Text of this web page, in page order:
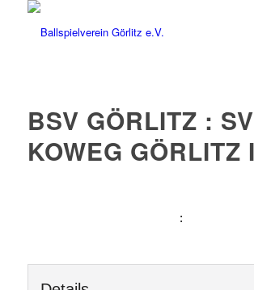
BSV GÖRLITZ : SV
KOWEG GÖRLITZ
: